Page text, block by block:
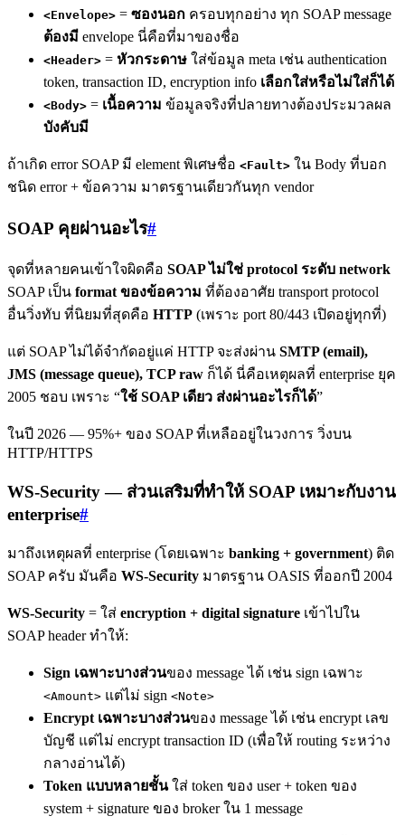
<Envelope> = ซองนอก ครอบทุกอย่าง ทุก SOAP message
ต้องมี envelope นี่คือที่มาของชื่อ
<Header> = หัวกระดาษ ใส่ข้อมูล meta เช่น authentication
token, transaction ID, encryption info เลือกใส่หรือไม่ใส่ก็ได้
<Body> = เนื้อความ ข้อมูลจริงที่ปลายทางต้องประมวลผล
บังคับมี
ถ้าเกิด error SOAP มี element พิเศษชื่อ <Fault> ใน Body ที่บอก
ชนิด error + ข้อความ มาตรฐานเดียวกันทุก vendor
SOAP คุยผ่านอะไร#
จุดที่หลายคนเข้าใจผิดคือ SOAP ไม่ใช่ protocol ระดับ network
SOAP เป็น format ของข้อความ ที่ต้องอาศัย transport protocol
อื่นวิ่งทับ ที่นิยมที่สุดคือ HTTP (เพราะ port 80/443 เปิดอยู่ทุกที่)
แต่ SOAP ไม่ได้จำกัดอยู่แค่ HTTP จะส่งผ่าน SMTP (email),
JMS (message queue), TCP raw ก็ได้ นี่คือเหตุผลที่ enterprise ยุค
2005 ชอบ เพราะ “ใช้ SOAP เดียว ส่งผ่านอะไรก็ได้”
ในปี 2026 — 95%+ ของ SOAP ที่เหลืออยู่ในวงการ วิ่งบน
HTTP/HTTPS
WS-Security — ส่วนเสริมที่ทำให้ SOAP เหมาะกับงาน
enterprise#
มาถึงเหตุผลที่ enterprise (โดยเฉพาะ banking + government) ติด
SOAP ครับ มันคือ WS-Security มาตรฐาน OASIS ที่ออกปี 2004
WS-Security = ใส่ encryption + digital signature เข้าไปใน
SOAP header ทำให้:
Sign เฉพาะบางส่วนของ message ได้ เช่น sign เฉพาะ
<Amount> แต่ไม่ sign <Note>
Encrypt เฉพาะบางส่วนของ message ได้ เช่น encrypt เลข
บัญชี แต่ไม่ encrypt transaction ID (เพื่อให้ routing ระหว่าง
กลางอ่านได้)
Token แบบหลายชั้นใส่ token ของ user + token ของ
system + signature ของ broker ใน 1 message